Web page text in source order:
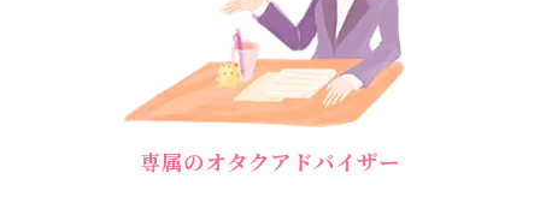
専属のオタクアドバイザー